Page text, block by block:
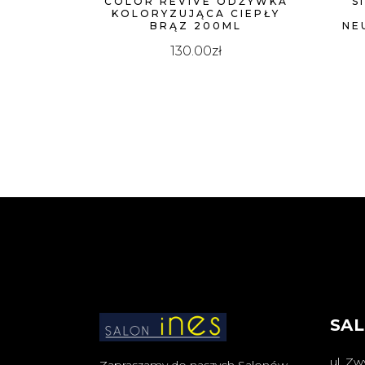
KOLORYZUJĄCA CIEPŁY
BRĄZ 200ML
130.00zł
ul.